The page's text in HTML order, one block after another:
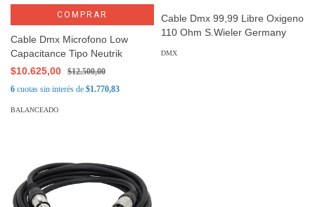
COMPRAR
Cable Dmx Microfono Low
Capacitance Tipo Neutrik
$10.625,00
$12.500,00
6 cuotas sin interés de $1.770,83
BALANCEADO
Cable Dmx 99,99 Libre Oxigeno
110 Ohm S.Wieler Germany
DMX